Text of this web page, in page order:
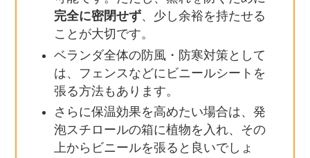
完全に密閉せず、少し余裕を持たせる
ことが大切です。
ベランダ全体の防風・防寒対策として
は、フェンスなどにビニールシートを
張る方法もあります。
さらに保温効果を高めたい場合は、発
泡スチロールの箱に植物を入れ、その
上からビニールを張ると良いでしょ